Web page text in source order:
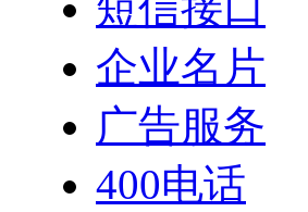
企业名片
广告服务
400电话